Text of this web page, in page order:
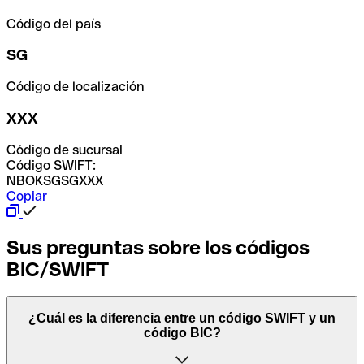
Código del país
SG
Código de localización
XXX
Código de sucursal
Código SWIFT:
NBOKSGSGXXX
Copiar
Sus preguntas sobre los códigos
BIC/SWIFT
¿Cuál es la diferencia entre un código SWIFT y un
código BIC?